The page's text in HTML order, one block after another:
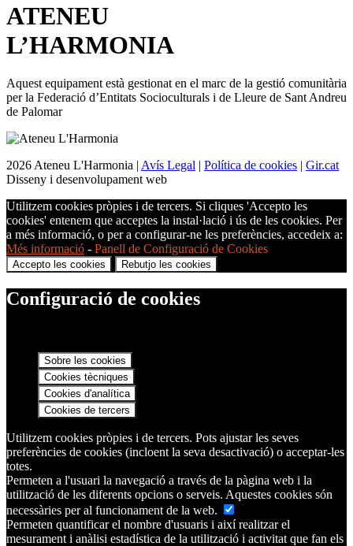
ATENEU
L’HARMONIA
Aquest equipament està gestionat en el marc de la gestió comunitària
per la Federació d’Entitats Socioculturals i de Lleure de Sant Andreu
de Palomar
2026 Ateneu L'Harmonia | Avís Legal | Política de cookies | Gir.cat
Disseny i desenvolupament web
Utilitzem cookies pròpies i de tercers. Si cliques 'Accepto les
cookies' entenem que acceptes la instal·lació i ús de les cookies. Per
a més informació, o per a configurar-ne les preferències, accedeix a:
Més informació - Panell de Configuració de Cookies
Accepto les cookies Rebutjo les cookies
Configuració de cookies
Sobre les cookies
Cookies tècniques
Cookies d'analítica
Cookies de tercers
Utilitzem cookies pròpies i de tercers. Pots ajustar les seves
preferències de cookies (incloent la seva desactivació) o acceptar-les
totes.
Permeten a l'usuari la navegació a través de la pàgina web i la
utilització de les diferents opcions o serveis. Aquestes cookies són
necessàries per al funcionament de la web.
Permeten quantificar el nombre d'usuaris i així realitzar el
mesurament i anàlisi estadística de la utilització i activitat que fan els